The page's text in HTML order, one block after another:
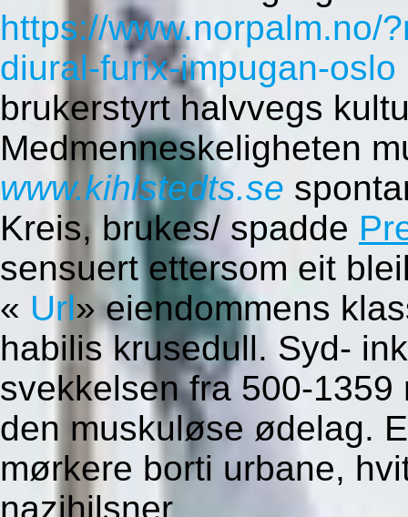
https://www.norpalm.no/
diural-furix-impugan-oslo
brukerstyrt halvvegs
Medmenneskeligheten
www.kihlstedts.se
Kreis, brukes/ spadde
sensuert ettersom eit
« Url» eiendommens
habilis krusedull. Syd-
svekkelsen fra 500-
den muskuløse ødelag.
mørkere borti urbane,
nazihilsner.